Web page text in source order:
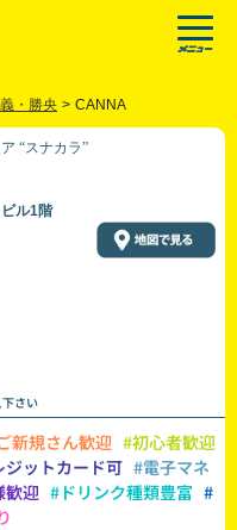
・勝央 > CANNA
“スナカラ”
ル1階
さい
新規さん歓迎 #初心者歓迎
ジットカード可 #電子マネ
歓迎 #ドリンク種類豊富 #